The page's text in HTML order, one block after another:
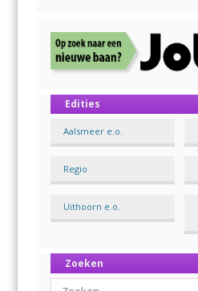
Edities
Aalsmeer e.o.
Regio
Uithoorn e.o.
Zoeken
Search